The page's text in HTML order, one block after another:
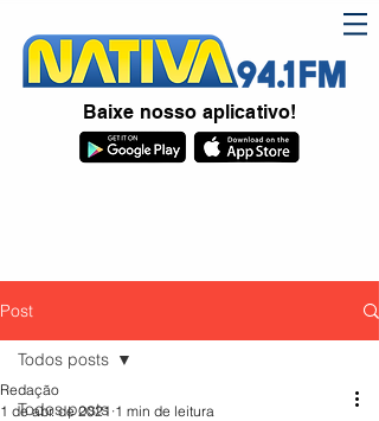
Baixe nosso aplicativo!
Post
Todos posts
Todos posts
Redação
1 de abr. de 2021 1 min de leitura